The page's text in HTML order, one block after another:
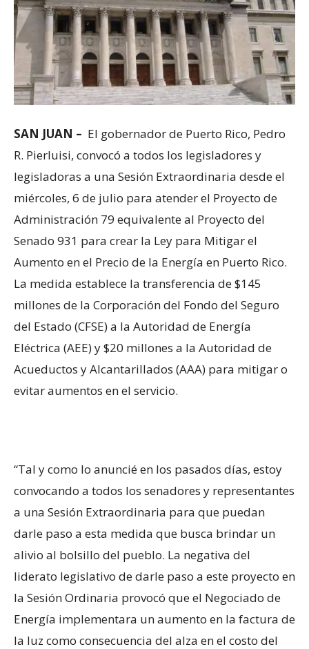
SAN JUAN – El gobernador de Puerto Rico, Pedro
R. Pierluisi, convocó a todos los legisladores y
legisladoras a una Sesión Extraordinaria desde el
miércoles, 6 de julio para atender el Proyecto de
Administración 79 equivalente al Proyecto del
Senado 931 para crear la Ley para Mitigar el
Aumento en el Precio de la Energía en Puerto Rico.
La medida establece la transferencia de $145
millones de la Corporación del Fondo del Seguro
del Estado (CFSE) a la Autoridad de Energía
Eléctrica (AEE) y $20 millones a la Autoridad de
Acueductos y Alcantarillados (AAA) para mitigar o
evitar aumentos en el servicio.
“Tal y como lo anuncié en los pasados días, estoy
convocando a todos los senadores y representantes
a una Sesión Extraordinaria para que puedan
darle paso a esta medida que busca brindar un
alivio al bolsillo del pueblo. La negativa del
liderato legislativo de darle paso a este proyecto en
la Sesión Ordinaria provocó que el Negociado de
Energía implementara un aumento en la factura de
la luz como consecuencia del alza en el costo del